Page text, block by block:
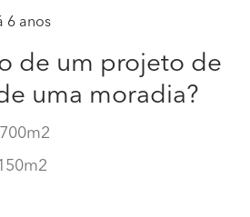
6 anos
de um projeto de
uma moradia?